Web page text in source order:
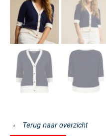
‹ Terug naar overzicht